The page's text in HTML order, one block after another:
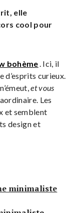
elle
cool pour
bohème . Ici, il
curieux.
et vous
Les
et semblent
design et
minimaliste